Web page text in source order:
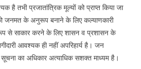
तभी प्रजातांत्रिक मूल्यों को प्राप्त किया जा
जनमत के अनुरूप बनाने के लिए कल्याणकारी
से साकार करने के लिए शासन व प्रशासन के
आवश्यक ही नहीं अपरिहार्य है। जन
में सूचना का अधिकार अत्याधिक सशक्त माध्यम है।